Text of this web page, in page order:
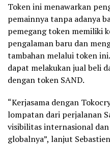
Token ini menawarkan
pemainnya tanpa adanya
pemegang token memiliki
pengalaman baru dan
tambahan melalui token
dapat melakukan jual beli
dengan token SAND.
“Kerjasama dengan
lompatan dari perjalanan
visibilitas internasional
globalnya”, lanjut